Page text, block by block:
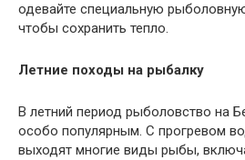
одевайте специальную
чтобы сохранить тепло.
Летние походы на рыбалку
В летний период рыболовство на
особо популярным. С прогревом
выходят многие виды рыбы,